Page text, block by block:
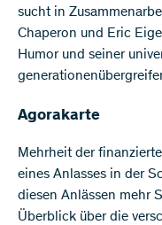
sucht in
Chaperon und Eric
Humor und seiner
Agorakarte
Mehrheit der
eines Anlasses in der
diesen Anlässen mehr
Überblick über die